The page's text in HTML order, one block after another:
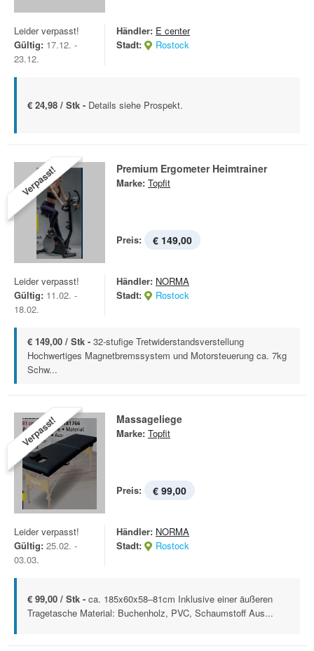
Leider verpasst!
Gültig: 17.12. -
23.12.
Händler: E center
Stadt:
Rostock
€ 24,98 / Stk - Details siehe Prospekt.
Verpasst! Premium Ergometer Heimtrainer
Marke: Topfit
Preis: € 149,00
Leider verpasst!
Gültig: 11.02. -
18.02.
Händler: NORMA
Stadt:
Rostock
€ 149,00 / Stk - 32-stufige Tretwiderstandsverstellung
Hochwertiges Magnetbremssystem und Motorsteuerung ca. 7kg
Schw...
Verpasst! Massageliege
Marke: Topfit
Preis: € 99,00
Leider verpasst!
Gültig: 25.02. -
03.03.
Händler: NORMA
Stadt:
Rostock
€ 99,00 / Stk - ca. 185x60x58–81cm Inklusive einer äußeren
Tragetasche Material: Buchenholz, PVC, Schaumstoff Aus...